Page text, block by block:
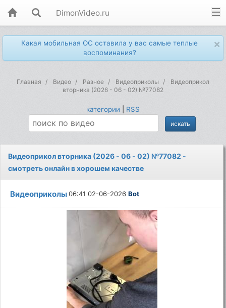
DimonVideo.ru
×
Какая мобильная ОС оставила у вас самые теплые
воспоминания?
Главная Видео Разное Видеоприколы
Видеоприкол
вторника (2026 - 06 - 02) №77082
категории RSS
Видеоприкол вторника (2026 - 06 - 02) №77082 -
смотреть онлайн в хорошем качестве
Видеоприколы06:41 02-06-2026Bot